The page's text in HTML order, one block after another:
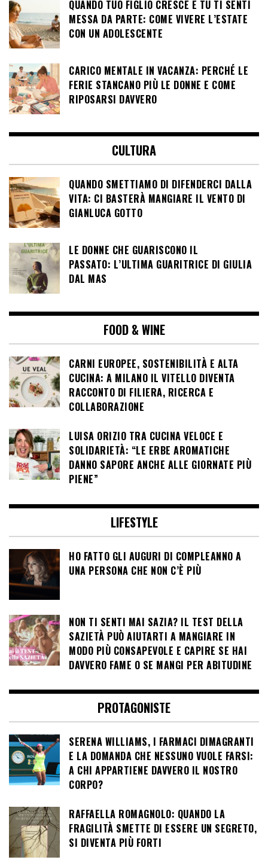
QUANDO TUO FIGLIO CRESCE E TU TI SENTI
MESSA DA PARTE: COME VIVERE L’ESTATE
CON UN ADOLESCENTE
CARICO MENTALE IN VACANZA: PERCHÉ LE
FERIE STANCANO PIÙ LE DONNE E COME
RIPOSARSI DAVVERO
CULTURA
QUANDO SMETTIAMO DI DIFENDERCI DALLA
VITA: CI BASTERÀ MANGIARE IL VENTO DI
GIANLUCA GOTTO
LE DONNE CHE GUARISCONO IL
PASSATO: L’ULTIMA GUARITRICE DI GIULIA
DAL MAS
FOOD & WINE
CARNI EUROPEE, SOSTENIBILITÀ E ALTA
CUCINA: A MILANO IL VITELLO DIVENTA
RACCONTO DI FILIERA, RICERCA E
COLLABORAZIONE
LUISA ORIZIO TRA CUCINA VELOCE E
SOLIDARIETÀ: “LE ERBE AROMATICHE
DANNO SAPORE ANCHE ALLE GIORNATE PIÙ
PIENE”
LIFESTYLE
HO FATTO GLI AUGURI DI COMPLEANNO A
UNA PERSONA CHE NON C’È PIÙ
NON TI SENTI MAI SAZIA? IL TEST DELLA
SAZIETÀ PUÒ AIUTARTI A MANGIARE IN
MODO PIÙ CONSAPEVOLE E CAPIRE SE HAI
DAVVERO FAME O SE MANGI PER ABITUDINE
PROTAGONISTE
SERENA WILLIAMS, I FARMACI DIMAGRANTI
E LA DOMANDA CHE NESSUNO VUOLE FARSI:
A CHI APPARTIENE DAVVERO IL NOSTRO
CORPO?
RAFFAELLA ROMAGNOLO: QUANDO LA
FRAGILITÀ SMETTE DI ESSERE UN SEGRETO,
SI DIVENTA PIÙ FORTI